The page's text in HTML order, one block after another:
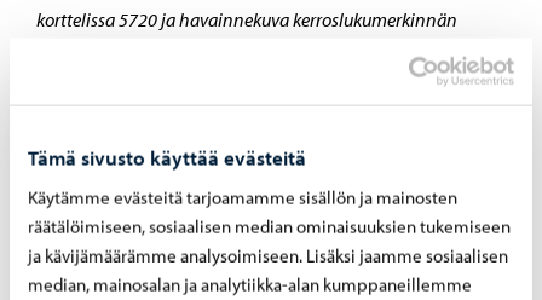
Tämä sivusto käyttää evästeitä
Käytämme evästeitä tarjoamamme sisällön ja mainosten
räätälöimiseen, sosiaalisen median ominaisuuksien tukemiseen
ja kävijämäärämme analysoimiseen. Lisäksi jaamme sosiaalisen
median, mainosalan ja analytiikka-alan kumppaneillemme
korttelissa 5720 ja havainnekuva kerroslukumerkinnän
Kerrosluku 2/3rII tai 3/4rII osa
alleviivattuna, Kevätlaakso
Tontille saa rakentaa: